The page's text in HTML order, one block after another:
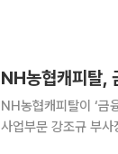
NH농협캐피탈,
NH농협캐피탈이 ‘금융사
사업부문 강조규 부